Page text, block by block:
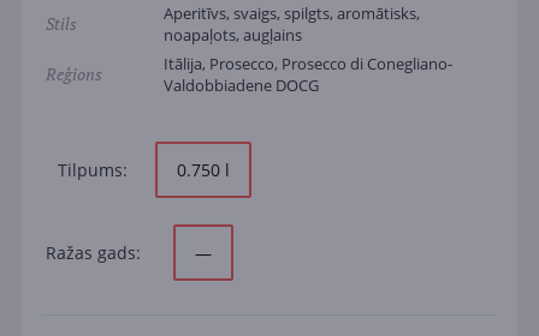
Stils
Aperitīvs, svaigs, spilgts, aromātisks,
noapaļots, augļains
Reģions
Itālija, Prosecco, Prosecco di Conegliano-
Valdobbiadene DOCG
Tilpums: 0.750 l
Ražas gads: —